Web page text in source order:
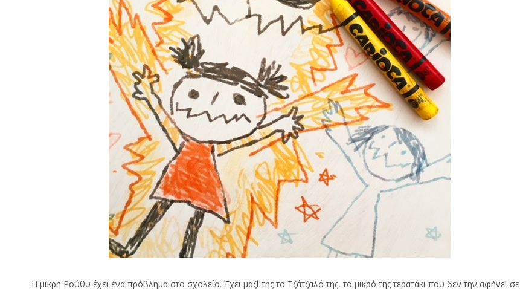
Η μικρή Ρούθυ έχει ένα πρόβλημα στο σχολείο. Έχει μαζί της το Τζάτζαλό της, το μικρό της τερατάκι που δεν την αφήνει σε